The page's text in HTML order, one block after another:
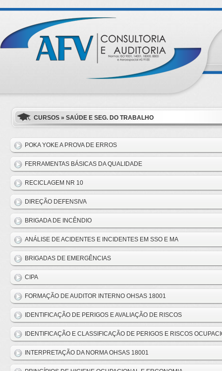
CURSOS » SAÚDE E SEG. DO TRABALHO
POKA YOKE A PROVA DE ERROS
FERRAMENTAS BÁSICAS DA QUALIDADE
RECICLAGEM NR 10
DIREÇÃO DEFENSIVA
BRIGADA DE INCÊNDIO
ANÁLISE DE ACIDENTES E INCIDENTES EM SSO E MA
BRIGADAS DE EMERGÊNCIAS
CIPA
FORMAÇÃO DE AUDITOR INTERNO OHSAS 18001
IDENTIFICAÇÃO DE PERIGOS E AVALIAÇÃO DE RISCOS
IDENTIFICAÇÃO E CLASSIFICAÇÃO DE PERIGOS E RISCOS
INTERPRETAÇÃO DA NORMA OHSAS 18001